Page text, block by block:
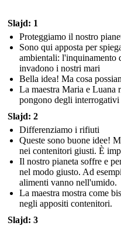
Slajd: 1
Proteggiamo il nostro
Sono qui apposta per
ambientali: l'inquinamento
invadono i nostri mari
Bella idea! Ma cosa
La maestra Maria e Luana
pongono degli
Slajd: 2
Differenziamo i rifiuti
Queste sono buone idee!
nei contenitori giusti. È
Il nostro pianeta soffre e
nel modo giusto. Ad
alimenti vanno nell'umido.
La maestra mostra come
negli appositi contenitori.
Slajd: 3